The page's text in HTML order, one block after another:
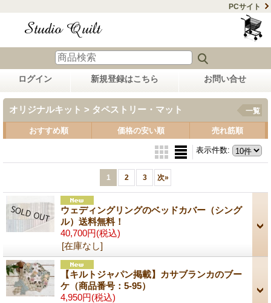
PCサイト
ログイン 新規登録はこちら お問い合せ
オリジナルキット > タペストリー・マット 一覧
おすすめ順 価格の安い順 売れ筋順
表示件数:
1 2 3 次»
ウェディングリングのベッドカバー（シング
ル）送料無料！
40,700円(税込)
[在庫なし]
【キルトジャパン掲載】カサブランカのブー
ケ（商品番号：5-95）
4,950円(税込)